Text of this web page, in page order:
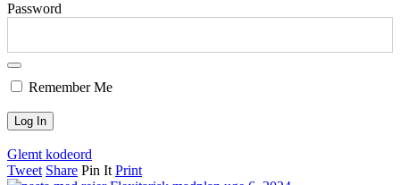
Password
Remember Me
Glemt kodeord
Tweet Share Pin It Print